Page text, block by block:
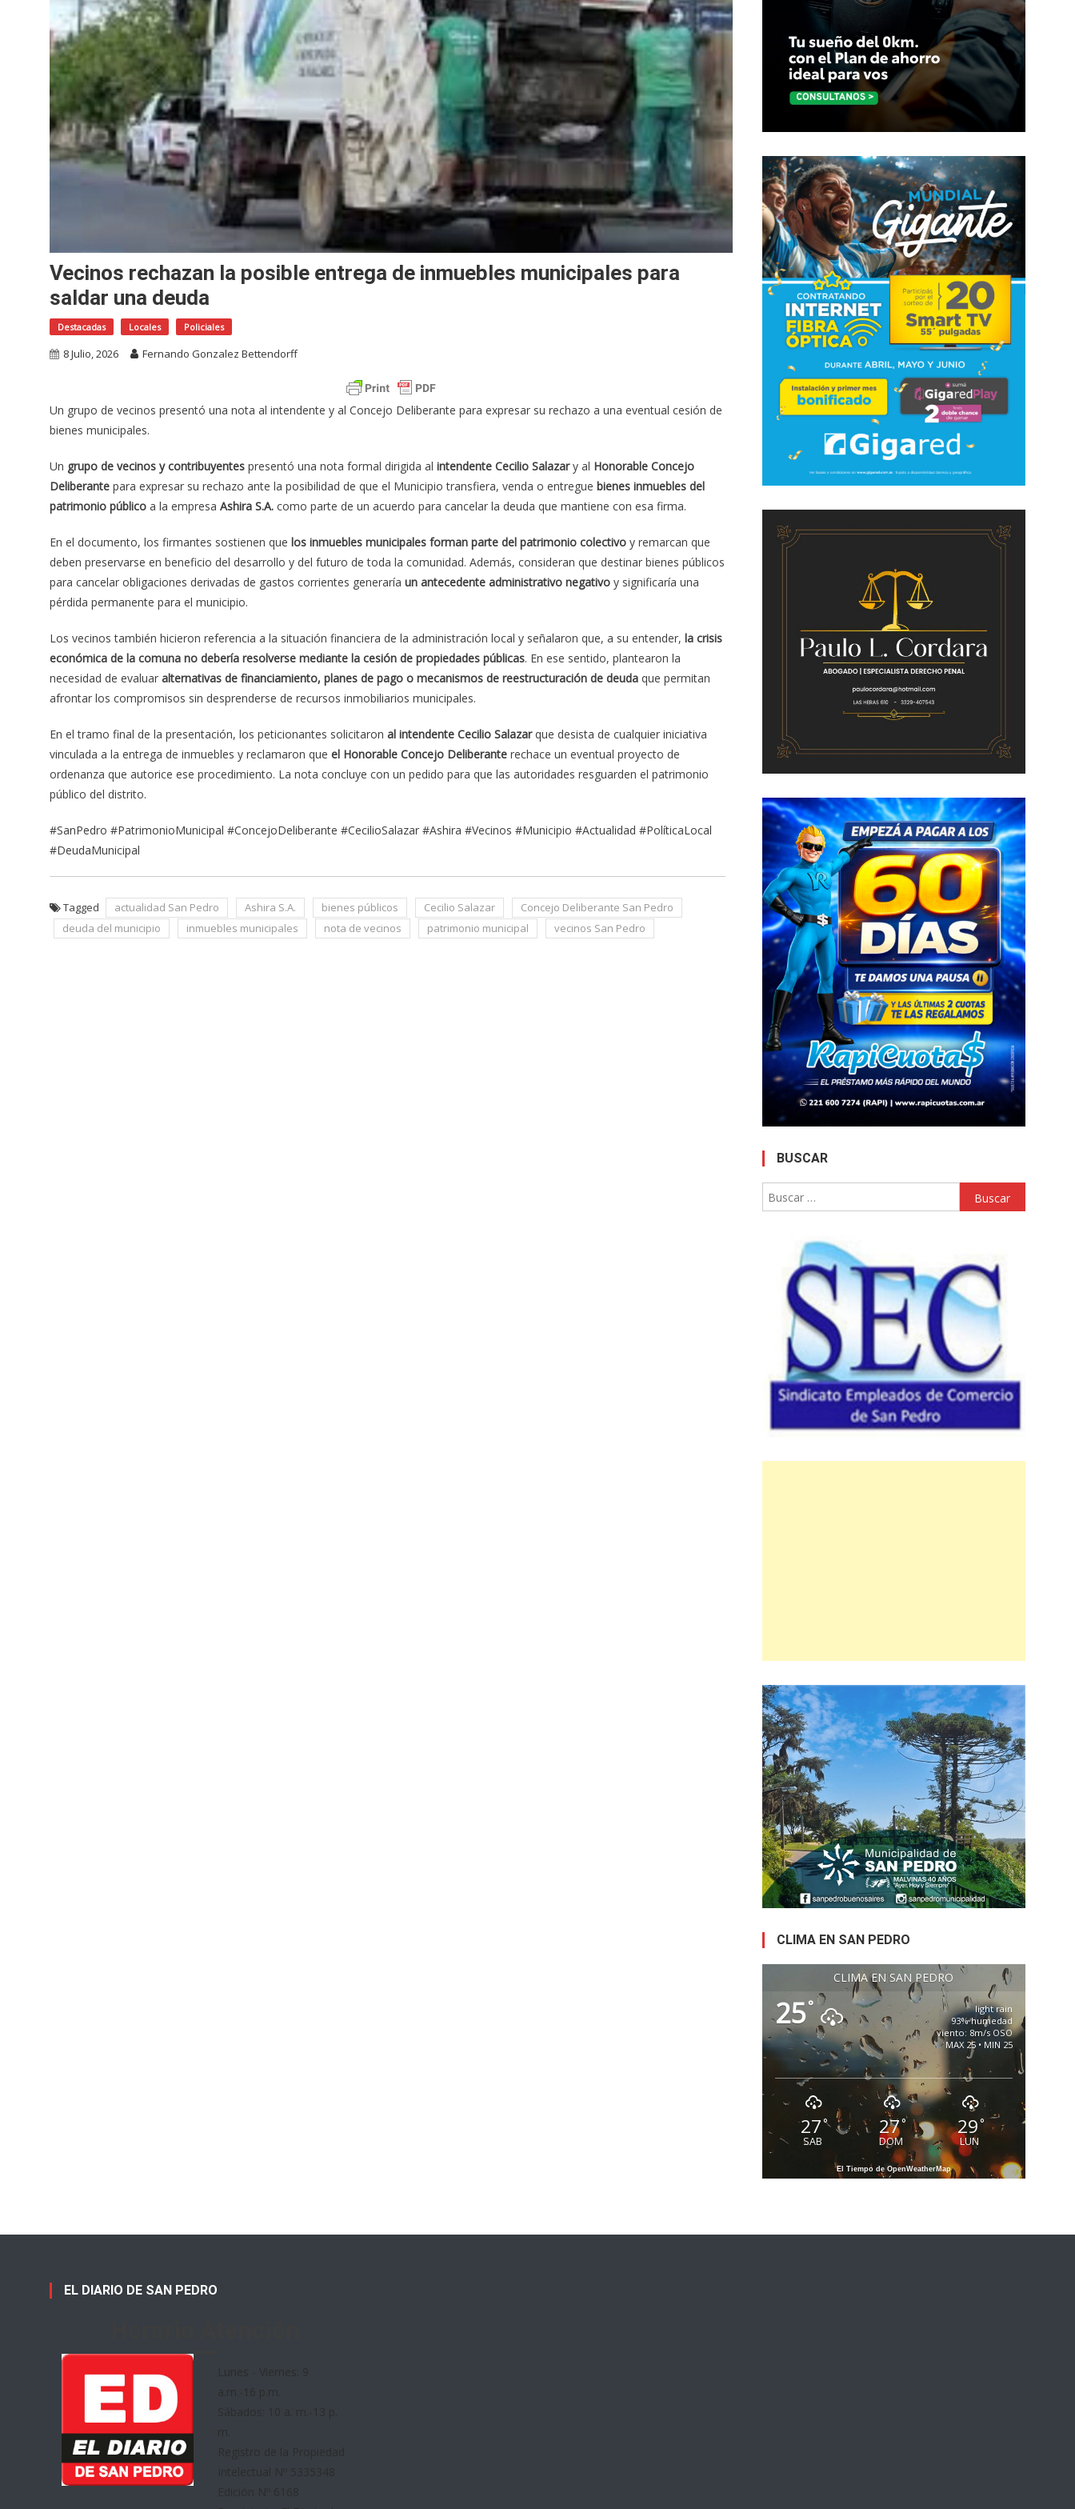
Vecinos rechazan la posible entrega de inmuebles municipales para
saldar una deuda
Destacadas Locales Policiales
8 Julio, 2026 Fernando Gonzalez Bettendorff
Un grupo de vecinos presentó una nota al intendente y al Concejo Deliberante para expresar su rechazo a una eventual cesión de
bienes municipales.
Un grupo de vecinos y contribuyentes presentó una nota formal dirigida al intendente Cecilio Salazary al Honorable Concejo
Deliberante para expresar su rechazo ante la posibilidad de que el Municipio transfiera, venda o entregue bienes inmuebles del
patrimonio público a la empresa Ashira S.A. como parte de un acuerdo para cancelar la deuda que mantiene con esa firma.
En el documento, los firmantes sostienen que los inmuebles municipales forman parte del patrimonio colectivo y remarcan que
deben preservarse en beneficio del desarrollo y del futuro de toda la comunidad. Además, consideran que destinar bienes públicos
para cancelar obligaciones derivadas de gastos corrientes generaría un antecedente administrativo negativo y significaría una
pérdida permanente para el municipio.
Los vecinos también hicieron referencia a la situación financiera de la administración local y señalaron que, a su entender, la crisis
económica de la comuna no debería resolverse mediante la cesión de propiedades públicas. En ese sentido, plantearon la
necesidad de evaluar alternativas de financiamiento, planes de pago o mecanismos de reestructuración de deuda que permitan
afrontar los compromisos sin desprenderse de recursos inmobiliarios municipales.
En el tramo final de la presentación, los peticionantes solicitaron al intendente Cecilio Salazarque desista de cualquier iniciativa
vinculada a la entrega de inmuebles y reclamaron que el Honorable Concejo Deliberante rechace un eventual proyecto de
ordenanza que autorice ese procedimiento. La nota concluye con un pedido para que las autoridades resguarden el patrimonio
público del distrito.
#SanPedro #PatrimonioMunicipal #ConcejoDeliberante #CecilioSalazar #Ashira #Vecinos #Municipio #Actualidad #PolíticaLocal
#DeudaMunicipal
Tagged actualidad San Pedro Ashira S.A. bienes públicos Cecilio Salazar
Concejo Deliberante San Pedro
deuda del municipio
inmuebles municipales nota de vecinos patrimonio municipal vecinos San Pedro
BUSCAR
Buscar:
CLIMA EN SAN PEDRO
CLIMA EN SAN PEDRO
25°
light rain
93% humedad
viento: 8m/s OSO
MAX 25 • MIN 25
27°
SAB
27°
DOM
29°
LUN
El Tiempo de OpenWeatherMap
EL DIARIO DE SAN PEDRO
Lunes - Viernes: 9
a.m.-16 p.m.
Sábados: 10 a. m.-13 p.
m.
Registro de la Propiedad
Intelectual Nº 5335348
Edición Nº 6168